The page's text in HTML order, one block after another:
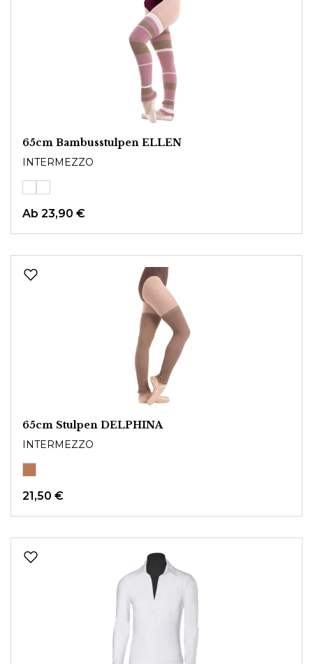
65cm Bambusstulpen ELLEN
INTERMEZZO
Ab 23,90 €
65cm Stulpen DELPHINA
INTERMEZZO
21,50 €